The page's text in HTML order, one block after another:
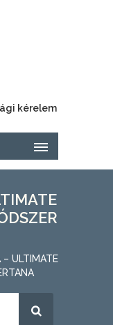
kérelem
– ULTIMATE